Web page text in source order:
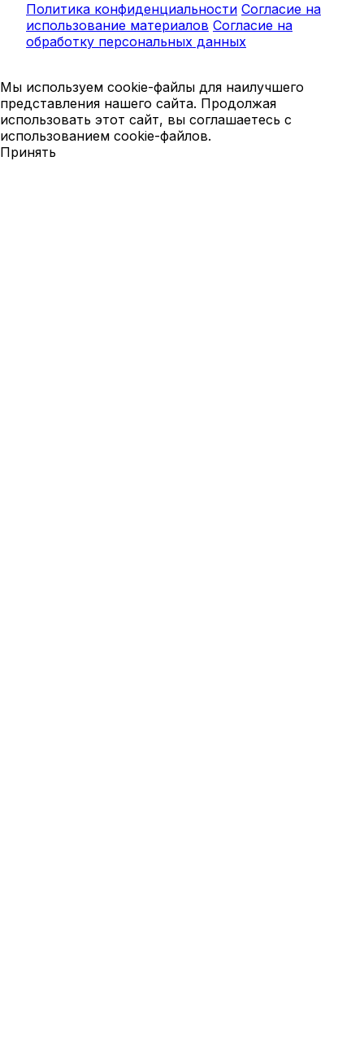
Политика конфиденциальности Согласие на
использование материалов Согласие на
обработку персональных данных
Мы используем cookie-файлы для наилучшего
представления нашего сайта. Продолжая
использовать этот сайт, вы соглашаетесь с
использованием cookie-файлов.
Принять